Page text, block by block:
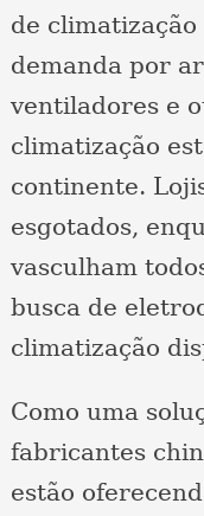
de
demanda por
ventiladores e
climatização
continente.
esgotados,
vasculham
busca de
climatização
Como uma
fabricantes
estão